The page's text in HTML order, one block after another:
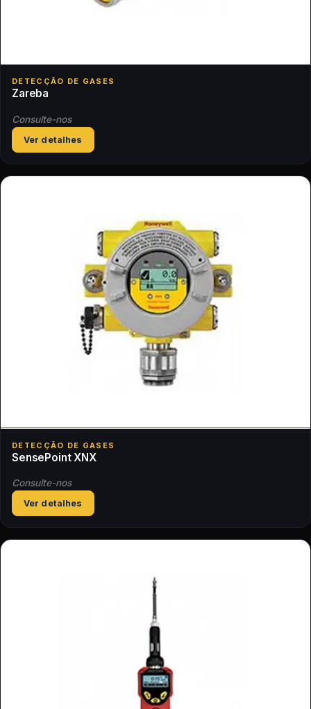
DETECÇÃO DE GASES
Zareba
Consulte-nos
Ver detalhes
DETECÇÃO DE GASES
SensePoint XNX
Consulte-nos
Ver detalhes